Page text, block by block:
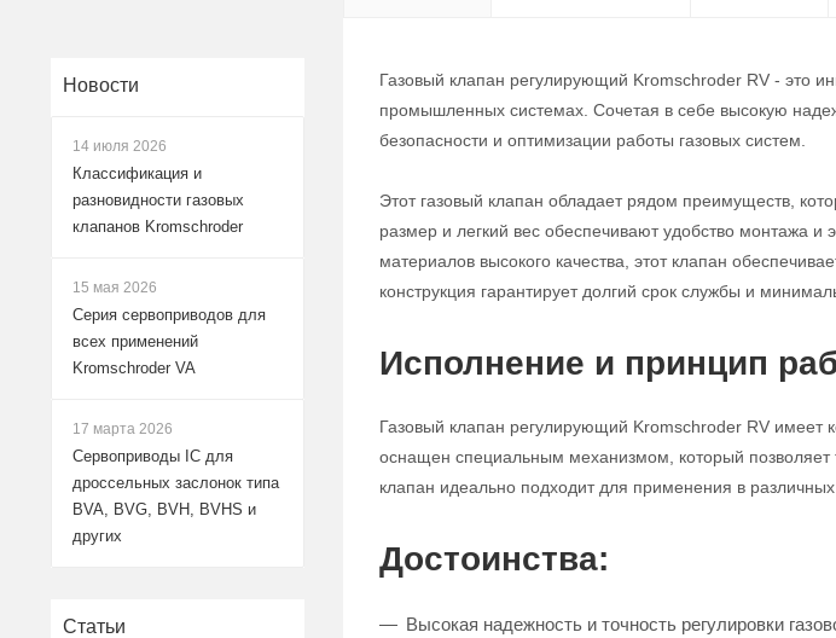
Газовый клапан регулирующий Kromschroder RV - это
промышленных системах. Сочетая в себе высокую
безопасности и оптимизации работы газовых систем.
Этот газовый клапан обладает рядом преимуществ,
размер и легкий вес обеспечивают удобство монтажа
материалов высокого качества, этот клапан
конструкция гарантирует долгий срок службы и
Исполнение и принцип
Газовый клапан регулирующий Kromschroder RV имеет
оснащен специальным механизмом, который позволяет
клапан идеально подходит для применения в
Достоинства:
Высокая надежность и точность регулировки
Новости
14 июля 2026
Классификация и
разновидности газовых
клапанов Kromschroder
15 мая 2026
Серия сервоприводов для
всех применений
Kromschroder VA
17 марта 2026
Сервоприводы IC для
дроссельных заслонок типа
BVA, BVG, BVH, BVHS и
других
Статьи